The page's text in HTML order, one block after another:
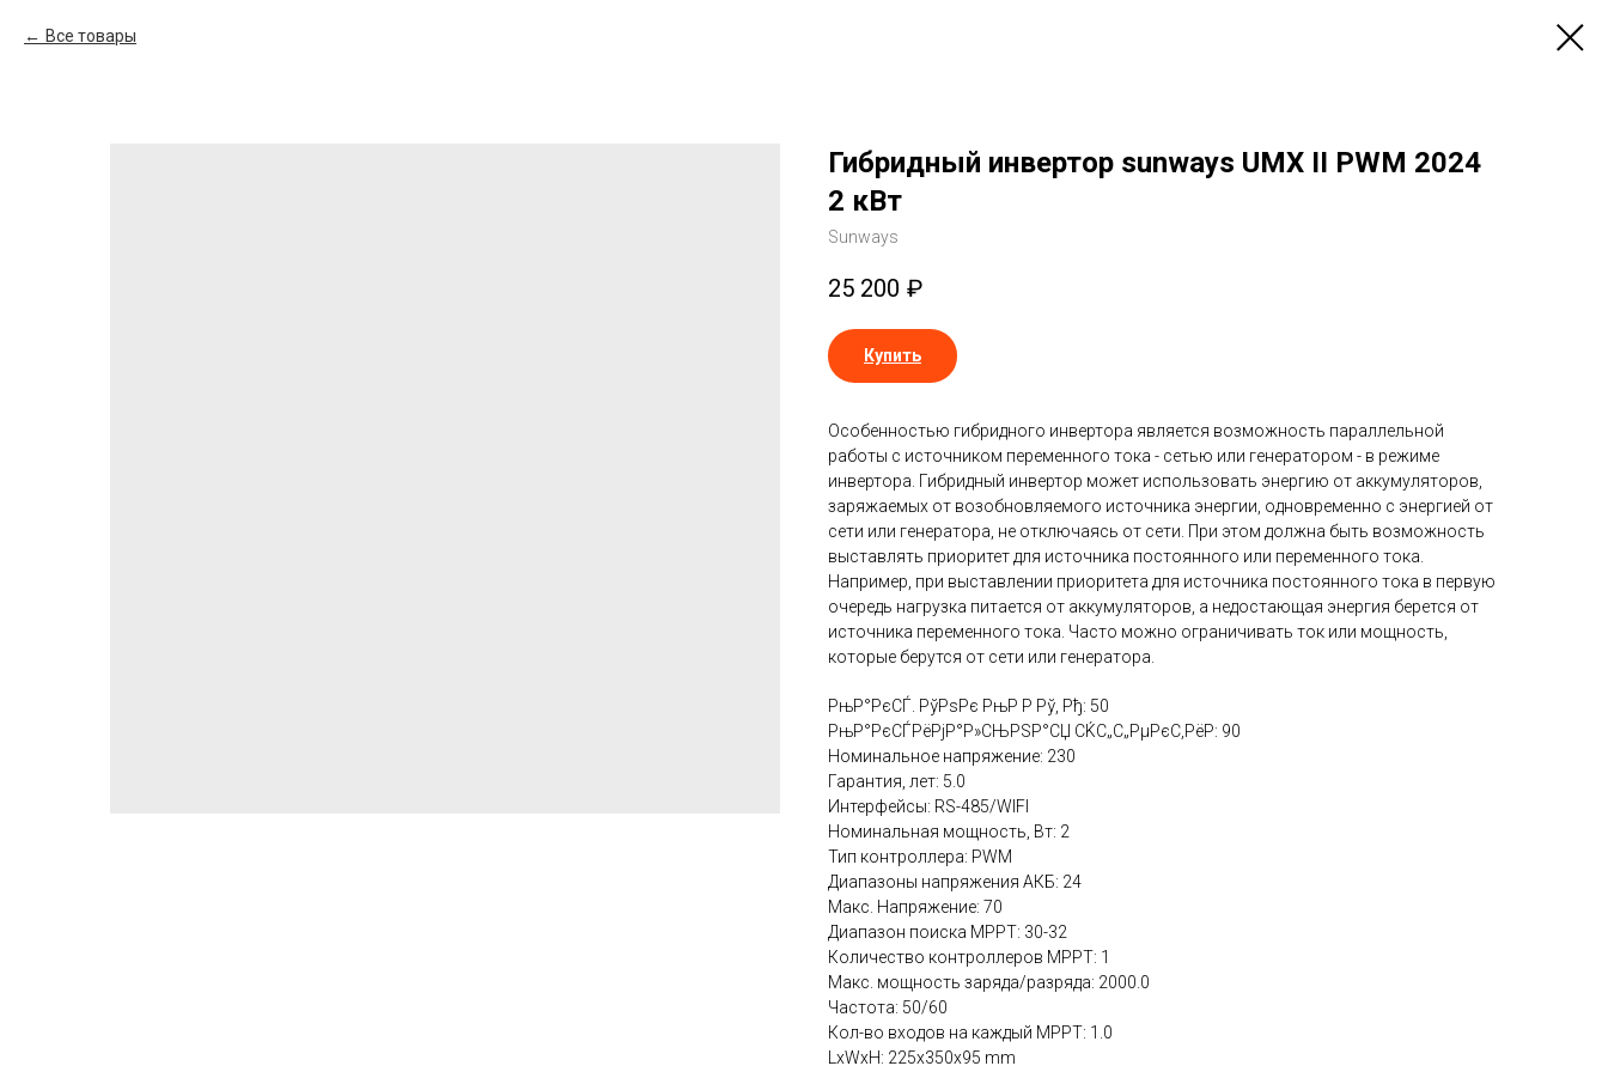
Все товары
Гибридный инвертор sunways UMX II PWM 2024
2 кВт
Sunways
25 200 ₽
Купить
Особенностью гибридного инвертора является возможность параллельной
работы с источником переменного тока - сетью или генератором - в режиме
инвертора. Гибридный инвертор может использовать энергию от аккумуляторов,
заряжаемых от возобновляемого источника энергии, одновременно с энергией от
сети или генератора, не отключаясь от сети. При этом должна быть возможность
выставлять приоритет для источника постоянного или переменного тока.
Например, при выставлении приоритета для источника постоянного тока в первую
очередь нагрузка питается от аккумуляторов, а недостающая энергия берется от
источника переменного тока. Часто можно ограничивать ток или мощность,
которые берутся от сети или генератора.
РњР°РєСЃ. РўРѕРє РњР Р Рў, Рђ: 50
РњР°РєСЃРёРјР°Р»СЊРЅР°СЏ СЌС„С„РµРєС‚РёР: 90
Номинальное напряжение: 230
Гарантия, лет: 5.0
Интерфейсы: RS-485/WIFI
Номинальная мощность‚ Вт: 2
Тип контроллера: PWM
Диапазоны напряжения АКБ: 24
Макс. Напряжение: 70
Диапазон поиска MPPT: 30-32
Количество контроллеров MPPT: 1
Макс. мощность заряда/разряда: 2000.0
Частота: 50/60
Кол-во входов на каждый MPPT: 1.0
LxWxH: 225x350x95 mm